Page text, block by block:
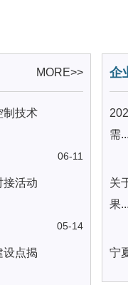
MORE>>
制技术
06-11
接活动
05-14
设点揭
企
需
关
果
宁